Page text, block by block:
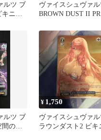
ルツ ブ
ニエ
ヴァイスシュヴァル
BROWN DUST II PR
ルツ ブ
の魔
¥ 1,750
ヴァイスシュヴァ
ラウンダスト2 ビキ